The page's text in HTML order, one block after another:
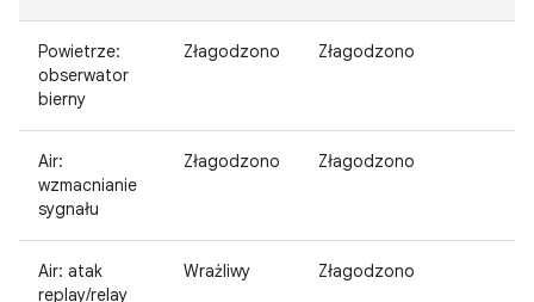
Powietrze:
obserwator
bierny
Złagodzono Złagodzono
Air:
wzmacnianie
sygnału
Złagodzono Złagodzono
Air: atak
replay/relay
Wrażliwy Złagodzono